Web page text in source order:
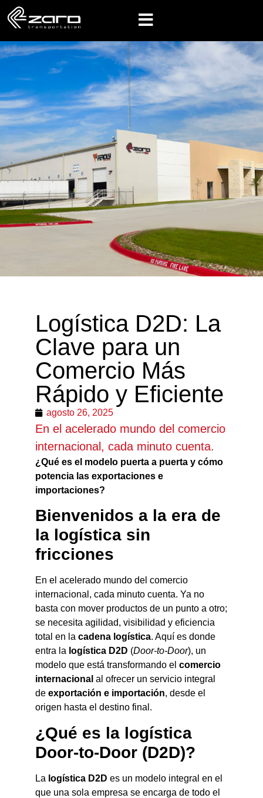
Logística D2D: La
Clave para un
Comercio Más
Rápido y Eficiente
agosto 26, 2025
En el acelerado mundo del comercio
internacional, cada minuto cuenta.
¿Qué es el modelo puerta a puerta y cómo
potencia las exportaciones e
importaciones?
Bienvenidos a la era de
la logística sin
fricciones
En el acelerado mundo del comercio
internacional, cada minuto cuenta. Ya no
basta con mover productos de un punto a otro;
se necesita agilidad, visibilidad y eficiencia
total en la cadena logística. Aquí es donde
entra la logística D2D (Door-to-Door), un
modelo que está transformando el comercio
internacional al ofrecer un servicio integral
de exportación e importación, desde el
origen hasta el destino final.
¿Qué es la logística
Door-to-Door (D2D)?
La logística D2D es un modelo integral en el
que una sola empresa se encarga de todo el